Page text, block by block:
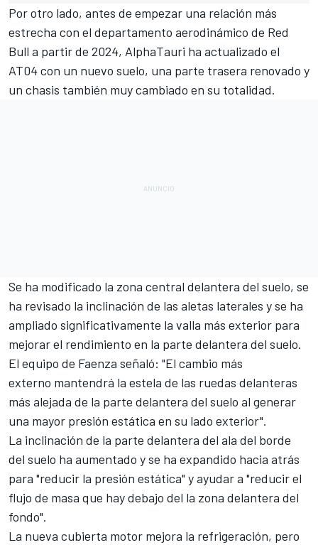
Por otro lado, antes de empezar una relación más
estrecha con el departamento aerodinámico de Red
Bull a partir de 2024, AlphaTauri ha actualizado el
AT04con un nuevo suelo, una parte trasera renovado y
un chasis también muy cambiado en su totalidad.
Se ha modificado la zona central delantera del suelo, se
ha revisado la inclinación de las aletas laterales y se ha
ampliado significativamente la valla más exterior para
mejorar el rendimiento en la parte delantera del suelo.
El equipo de Faenza señaló: "El cambio más
externo mantendrá la estela de las ruedas delanteras
más alejada de la parte delantera del suelo al generar
una mayor presión estática en su lado exterior".
La inclinación de la parte delantera del ala del borde
del suelo ha aumentado y se ha expandido hacia atrás
para "reducir la presión estática" y ayudar a "reducir el
flujo de masa que hay debajo del la zona delantera del
fondo".
La nueva cubierta motor mejora la refrigeración, pero